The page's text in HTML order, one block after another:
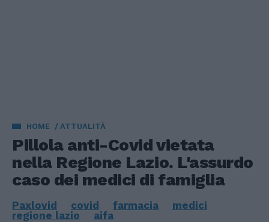
HOME ATTUALITÀ
Pillola anti-Covid vietata
nella Regione Lazio. L'assurdo
caso dei medici di famiglia
Paxlovid covid farmacia
medici
regione lazio
aifa